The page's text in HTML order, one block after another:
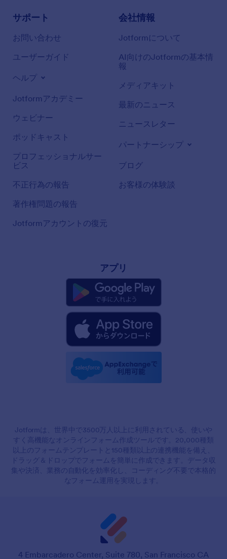
サポート
お問い合わせ
ユーザーガイド
ヘルプ
Jotformアカデミー
ウェビナー
ポッドキャスト
プロフェッショナルサー
ビス
不正行為の報告
著作権問題の報告
Jotformアカウントの復元
会社情報
Jotformについて
AI向けのJotformの基本情
報
メディアキット
最新のニュース
ニュースレター
パートナーシップ
ブログ
お客様の体験談
アプリ
Jotformは、世界中で3500万人以上に利用されている、使いや
すく高機能なオンラインフォーム作成ツールです。20,000種類
以上のフォームテンプレートと150種類以上の連携機能を備え、
ドラッグ＆ドロップでフォームを簡単に作成できます。データ収
集や決済、業務の自動化を効率化し、コーディング不要で本格的
なフォーム運用を実現します。
4 Embarcadero Center, Suite 780, San Francisco CA